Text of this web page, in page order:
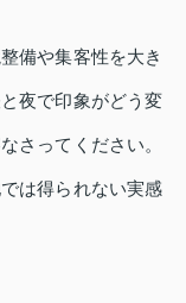
備や集客性を大き
夜で印象がどう変
さってください。
は得られない実感